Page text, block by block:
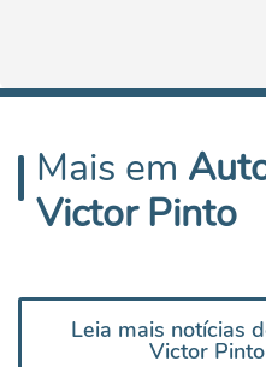
Mais em
Victor Pinto
Leia mais notícias
Victor